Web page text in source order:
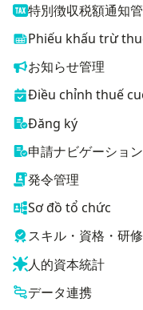
特別徴収税額通知
Phiếu khấu trừ
お知らせ管理
Điều chỉnh thuế
Đăng ký
申請ナビゲーション
発令管理
Sơ đồ tổ chức
スキル・資格・研修
人的資本統計
データ連携